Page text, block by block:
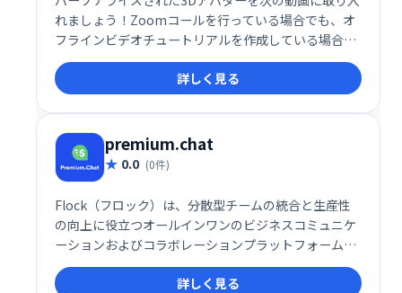
れましょう！Zoomコールを行っている場合でも、オ
フラインビデオチュートリアルを作成している場合で
も、アバターはペルソナまたはブランドを具体化し、
より優れたプライバシーを提供し、視聴者を引き付け
ます。
詳しく見る
premium.chat
0.0 (0件)
Flock（フロック）は、分散型チームの統合と生産性
の向上に役立つオールインワンのビジネスコミュニケ
ーションおよびコラボレーションプラットフォームで
す。
詳しく見る